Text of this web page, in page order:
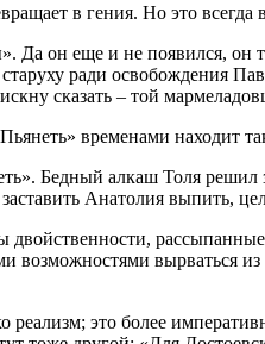
в гения. Но это
Да он еще и не появился,
ради освобождения
сказать – той
временами находит
Бедный алкаш Толя
Анатолия
возможностями вырваться
это более